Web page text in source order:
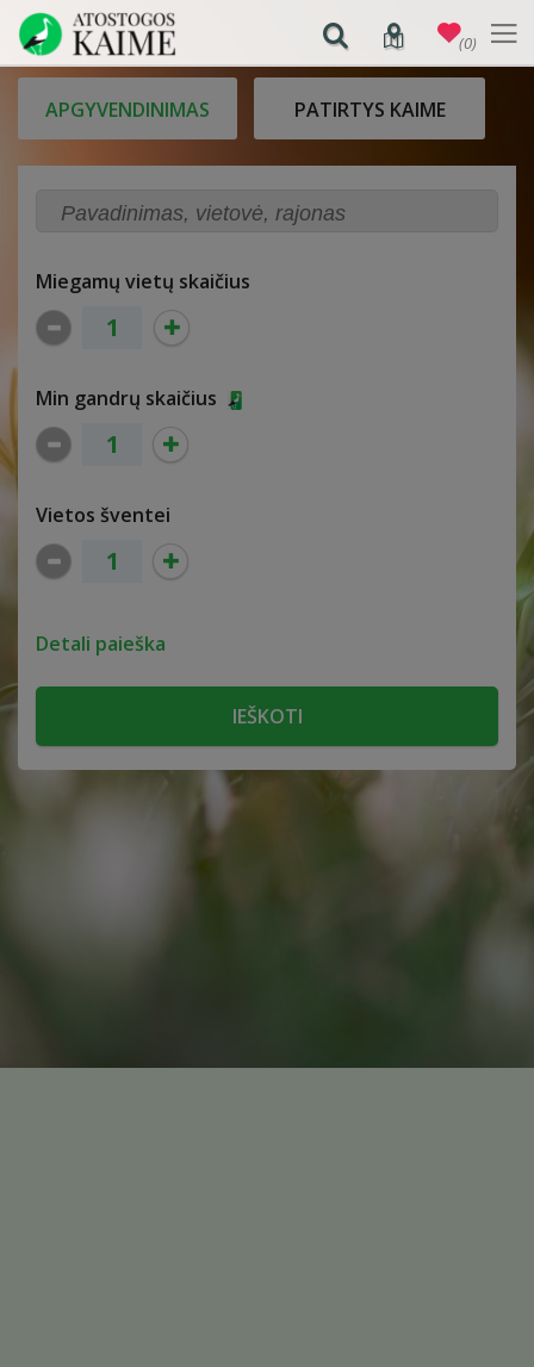
APGYVENDINIMAS PATIRTYS KAIME
Miegamų vietų skaičius
Min gandrų skaičius
Vietos šventei
Detali paieška
(0)